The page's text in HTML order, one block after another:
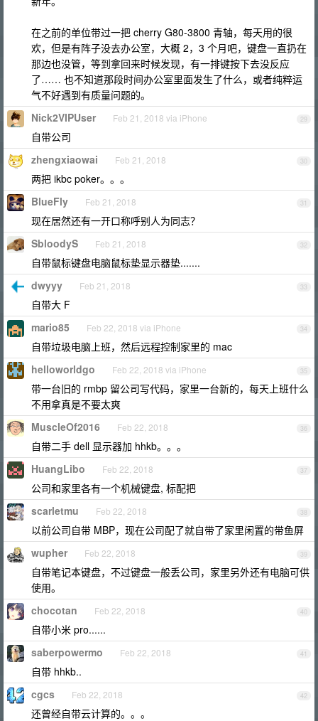
在之前的单位带过一把 cherry G80-3800 青轴，每天用的很
欢，但是有阵子没去办公室，大概 2，3 个月吧，键盘一直扔在
那边也没管，等到拿回来时候发现，有一排键按下去没反应
了…… 也不知道那段时间办公室里面发生了什么，或者纯粹运
气不好遇到有质量问题的。
29
Nick2VIPUser Feb 21, 2018 via iPhone
自带公司
30
zhengxiaowai Feb 21, 2018
两把 ikbc poker。。。
31
BlueFly Feb 21, 2018
现在居然还有一开口称呼别人为同志？
32
SbloodyS Feb 21, 2018
自带鼠标键盘电脑鼠标垫显示器垫.......
33
dwyyy Feb 21, 2018
自带大 F
34
mario85 Feb 22, 2018 via iPhone
自带垃圾电脑上班，然后远程控制家里的 mac
35
helloworldgo Feb 22, 2018 via iPhone
带一台旧的 rmbp 留公司写代码，家里一台新的，每天上班什么
不用拿真是不要太爽
36
MuscleOf2016 Feb 22, 2018
自带二手 dell 显示器加 hhkb。。。
37
HuangLibo Feb 22, 2018
公司和家里各有一个机械键盘, 标配把
38
scarletmu Feb 22, 2018
以前公司自带 MBP，现在公司配了就自带了家里闲置的带鱼屏
39
wupher Feb 22, 2018
自带笔记本键盘，不过键盘一般丢公司，家里另外还有电脑可供
使用。
40
chocotan Feb 22, 2018
自带小米 pro......
41
saberpowermo Feb 22, 2018
自带 hhkb..
42
cgcs Feb 22, 2018
还曾经自带云计算的。。。